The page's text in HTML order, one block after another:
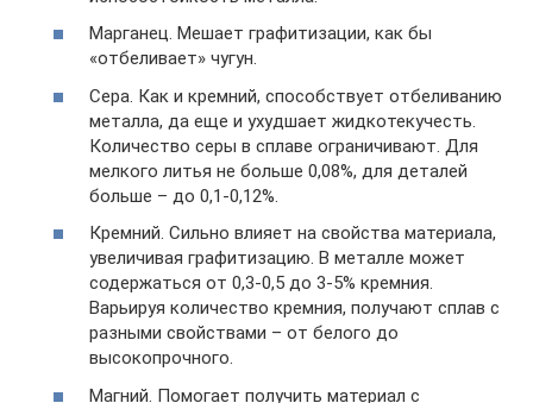
Марганец. Мешает графитизации, как бы
«отбеливает» чугун.
Сера. Как и кремний, способствует отбеливанию
металла, да еще и ухудшает жидкотекучесть.
Количество серы в сплаве ограничивают. Для
мелкого литья не больше 0,08%, для деталей
больше – до 0,1-0,12%.
Кремний. Сильно влияет на свойства материала,
увеличивая графитизацию. В металле может
содержаться от 0,3-0,5 до 3-5% кремния.
Варьируя количество кремния, получают сплав с
разными свойствами – от белого до
высокопрочного.
Магний. Помогает получить материал с